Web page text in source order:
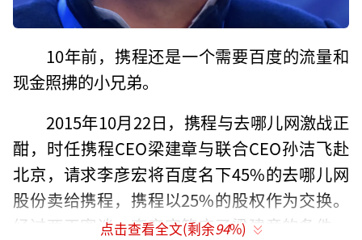
10年前，携程还是一个需要百度的流量和
现金照拂的小兄弟。
2015年10月22日，携程与去哪儿网激战正
酣，时任携程CEO梁建章与联合CEO孙洁飞赴
北京，请求李彦宏将百度名下45%的去哪儿网
股份卖给携程，携程以25%的股权作为交换。
经过两天密谈，李彦宏答应了梁建章的条件，
点击查看全文(剩余94%)